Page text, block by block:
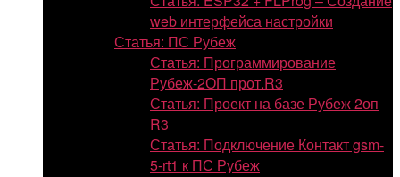
web интерфейса настройки
Статья: ПС Рубеж
Статья: Программирование
Рубеж-2ОП прот.R3
Статья: Проект на базе Рубеж 2оп
R3
Статья: Подключение Контакт gsm-
5-rt1 к ПС Рубеж